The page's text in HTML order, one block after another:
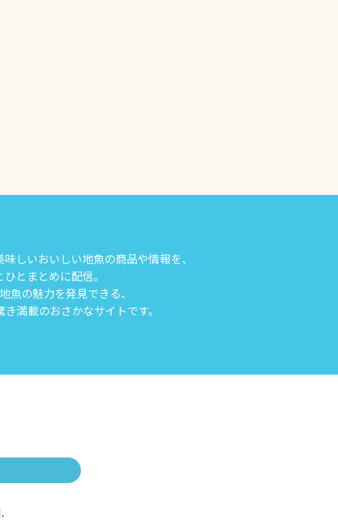
しいおいしい地魚の商品や情報を、
ひとまとめに配信。
魚の魅力を発見できる、
満載のおさかなサイトです。